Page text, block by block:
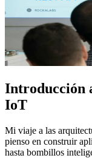
Introducción
IoT
Mi viaje a las
pienso en construir
hasta bombillos